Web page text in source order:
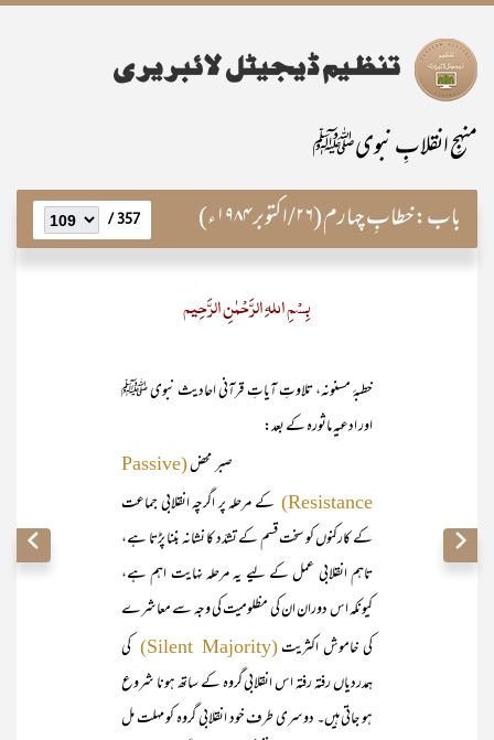
منہجِ انقلابِ نبویﷺ
باب:خطابِ چہارم (۲۶/اکتوبر ۱۹۸۴ء) 357 /
بِسْمِ اللہِ الرَّحْمٰنِ الرَّحِیم
خطبۂ مسنونہ، تلاوتِ آیاتِ قرآنی احادیث نبوی ﷺ
اور ادعیہ ماثورہ کے بعد:
صبر محض (Passive
Resistance)
کے مرحلہ پر اگرچہ انقلابی جماعت
کے کارکنوں کو سخت قسم کے تشدّد کا نشانہ بننا پڑتا ہے،
تاہم انقلابی عمل کے لیے یہ مرحلہ نہایت اہم ہے،
کیونکہ اس دوران ان کی مظلومیت کی وجہ سے معاشرے
کی خاموش اکثریت(Silent Majority)
کی
ہمدردیاں رفتہ رفتہ اس انقلابی گروہ کے ساتھ ہونا شروع
ہو جاتی ہیں۔ دوسری طرف خود انقلابی گروہ کو مہلت مل